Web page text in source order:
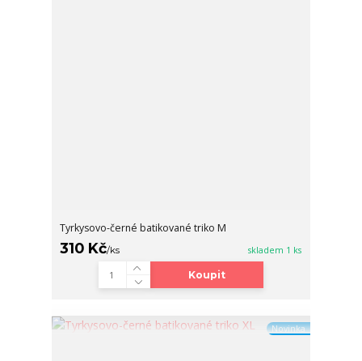
Tyrkysovo-černé batikované triko M
310 Kč/ks skladem 1 ks
Koupit
Novinka